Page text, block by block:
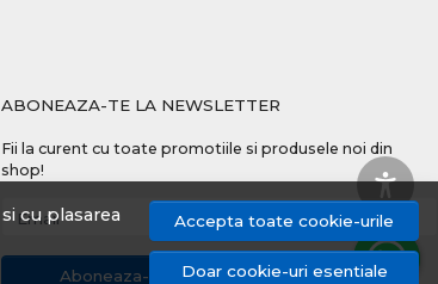
si cu plasarea
Accepta toate cookie-urile
Doar cookie-uri esentiale
ABONEAZA-TE LA NEWSLETTER
Fii la curent cu toate promotiile si produsele noi din
shop!
Email
Aboneaza-te